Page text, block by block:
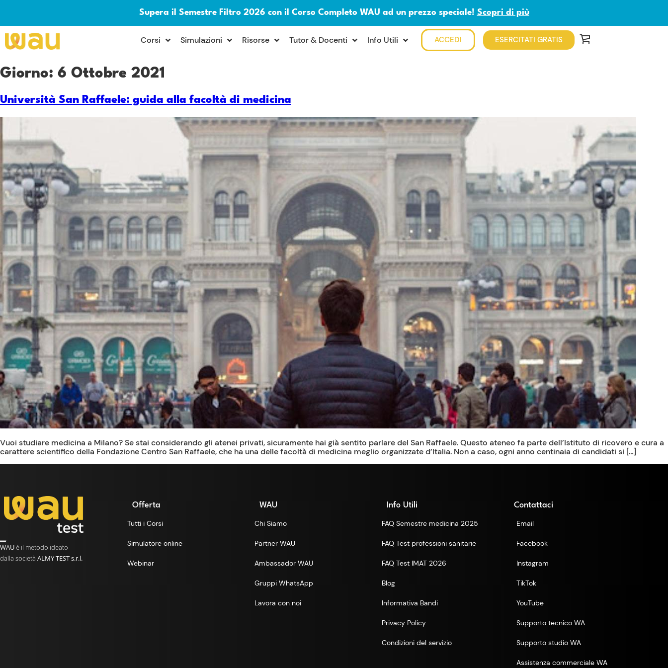
Supera il Semestre Filtro 2026 con il Corso Completo WAU ad un prezzo speciale! Scopri di più
× Corsi Simulazioni Risorse Tutor & Docenti Info Utili ACCEDI ESERCITATI GRATIS
Giorno: 6 Ottobre 2021
Università San Raffaele: guida alla facoltà di medicina
Vuoi studiare medicina a Milano? Se stai considerando gli atenei privati, sicuramente hai già sentito parlare del San Raffaele. Questo ateneo fa parte dell’Istituto di ricovero e cura a
carattere scientifico della Fondazione Centro San Raffaele, che ha una delle facoltà di medicina meglio organizzate d’Italia. Non a caso, ogni anno centinaia di candidati si […]
WAUè il metodo ideato
dalla società ALMY TEST s.r.l.
Offerta
Tutti i Corsi
Simulatore online
Webinar
WAU
Chi Siamo
Partner WAU
Ambassador WAU
Gruppi WhatsApp
Lavora con noi
Info Utili
FAQ Semestre medicina 2025
FAQ Test professioni sanitarie
FAQ Test IMAT 2026
Blog
Informativa Bandi
Privacy Policy
Condizioni del servizio
Contattaci
Email
Facebook
Instagram
TikTok
YouTube
Supporto tecnico WA
Supporto studio WA
Assistenza commerciale WA